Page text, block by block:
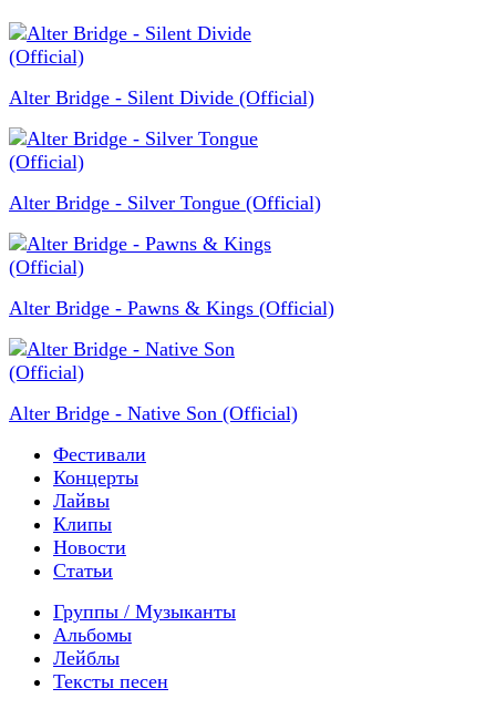
Alter Bridge - Silent Divide (Official)
Alter Bridge - Silver Tongue (Official)
Alter Bridge - Pawns & Kings (Official)
Alter Bridge - Native Son (Official)
Фестивали
Концерты
Лайвы
Клипы
Новости
Статьи
Группы / Музыканты
Альбомы
Лейблы
Тексты песен